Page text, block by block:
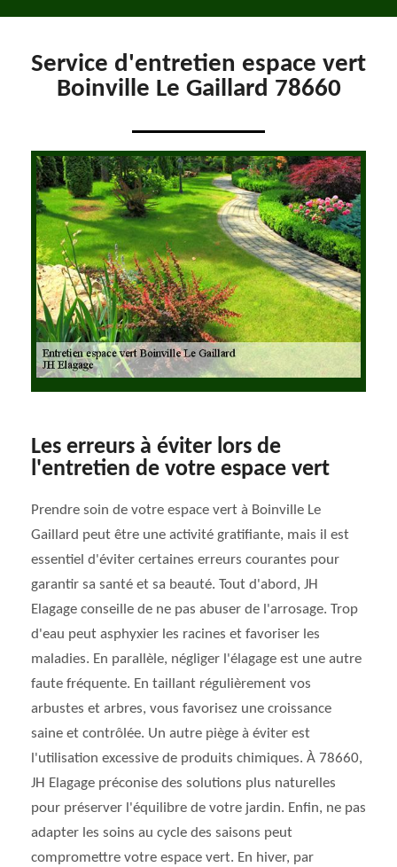
Service d'entretien espace vert
Boinville Le Gaillard 78660
Les erreurs à éviter lors de
l'entretien de votre espace vert
Prendre soin de votre espace vert à Boinville Le
Gaillard peut être une activité gratifiante, mais il est
essentiel d'éviter certaines erreurs courantes pour
garantir sa santé et sa beauté. Tout d'abord, JH
Elagage conseille de ne pas abuser de l'arrosage. Trop
d'eau peut asphyxier les racines et favoriser les
maladies. En parallèle, négliger l'élagage est une autre
faute fréquente. En taillant régulièrement vos
arbustes et arbres, vous favorisez une croissance
saine et contrôlée. Un autre piège à éviter est
l'utilisation excessive de produits chimiques. À 78660,
JH Elagage préconise des solutions plus naturelles
pour préserver l'équilibre de votre jardin. Enfin, ne pas
adapter les soins au cycle des saisons peut
compromettre votre espace vert. En hiver, par